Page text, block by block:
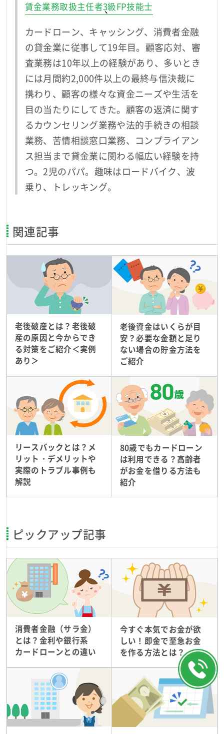
賃金業務取扱主任者3級FP技能士
カードローン、キャッシング、消費者金融
の貸金業に従事して19年目。顧客応対、審
査業務は10年以上の経験があり、多いとき
には月間約2,000件以上の最終与信決裁に
携わり、顧客の様々な資金ニーズや生活を
目の当たりにしてきた。顧客の返済に関す
るカウンセリング業務や法的手続きの相談
業務、苦情相談窓口業務、コンプライアン
ス担当まで貸金業に関わる幅広い経験を持
つ。2児のパパ。趣味はロードバイク、波
乗り、トレッキング。
関連記事
老後破産とは？老後破
産の原因と今からでき
る対策をご紹介＜実例
あり＞
老後資金はいくらが目
安？必要な金額と足り
ない場合の貯金方法を
ご紹介
リースバックとは？メ
リット・デメリットや
実際のトラブル事例も
解説
80歳でもカードローン
は利用できる？高齢者
がお金を借りる方法も
紹介
ピックアップ記事
消費者金融（サラ金）
とは？金利や銀行系
カードローンとの違い
今すぐ本気でお金が欲
しい！即金で至急お金
を作る方法とは？